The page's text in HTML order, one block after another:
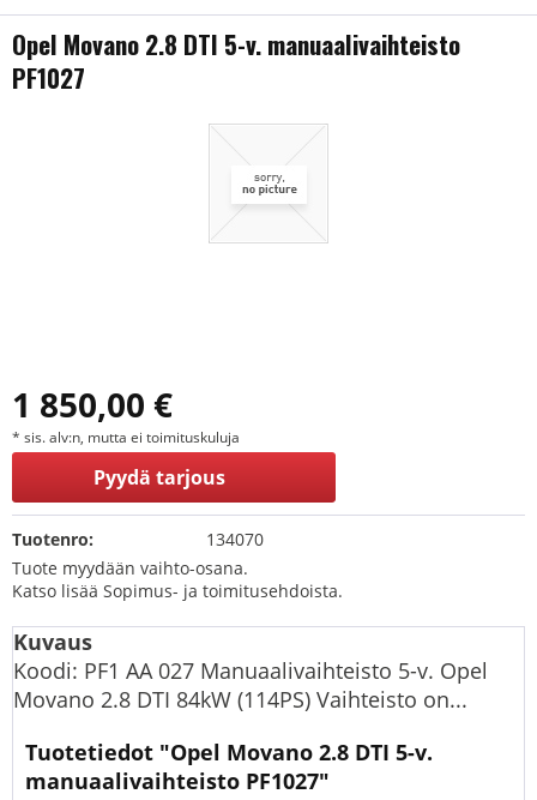
Opel Movano 2.8 DTI 5-v. manuaalivaihteisto
PF1027
1 850,00 €
* sis. alv:n, mutta ei toimituskuluja
Pyydä tarjous
Tuotenro:
134070
Tuote myydään vaihto-osana.
Katso lisää Sopimus- ja toimitusehdoista.
Kuvaus
Koodi: PF1 AA 027 Manuaalivaihteisto 5-v. Opel
Movano 2.8 DTI 84kW (114PS) Vaihteisto on...
Tuotetiedot "Opel Movano 2.8 DTI 5-v.
manuaalivaihteisto PF1027"